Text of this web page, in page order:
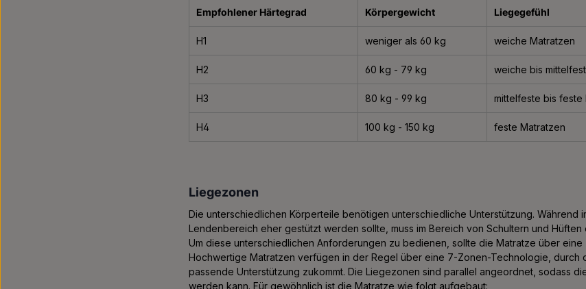
Empfohlener Härtegrad Körpergewicht Liegegefühl
H1 weniger als 60 kg weiche Matratzen
H2 60 kg - 79 kg weiche bis
H3 80 kg - 99 kg mittelfeste bis feste
H4 100 kg - 150 kg feste Matratzen
Liegezonen
Die unterschiedlichen Körperteile benötigen unterschiedliche Unterstützung. Während
Lendenbereich eher gestützt werden sollte, muss im Bereich von Schultern und Hüften
Um diese unterschiedlichen Anforderungen zu bedienen, sollte die Matratze über
Hochwertige Matratzen verfügen in der Regel über eine 7-Zonen-Technologie, durch
passende Unterstützung zukommt. Die Liegezonen sind parallel angeordnet, sodass
werden kann. Für gewöhnlich ist die Matratze wie folgt aufgebaut: